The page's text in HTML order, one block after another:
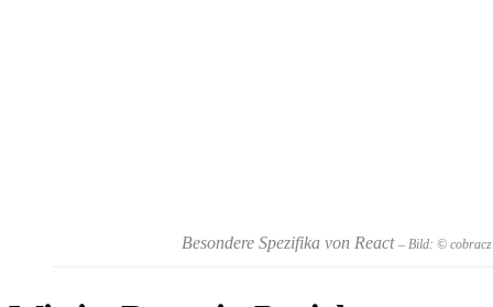
Besondere Spezifika von React – Bild: © cobracz